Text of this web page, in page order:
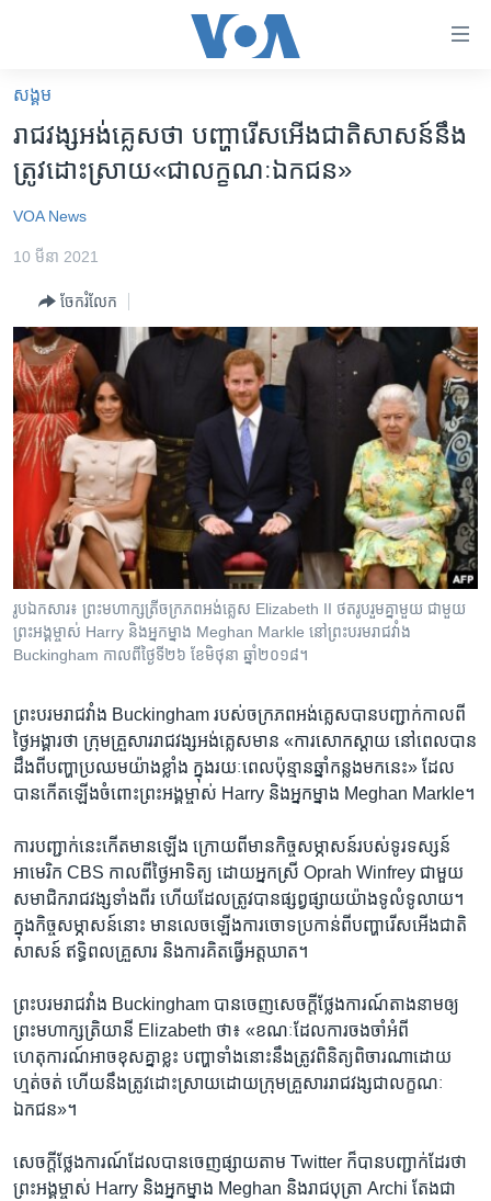
គេហទំព័រ​
ទាក់ទង
និង​
ទំព័រ​
ម្តង
រំលង​
និង​
ចូល​
ទៅ​
ទំព័រ​
រំលង​
និង​
ទៅ​
កាន់​
រក
អន្តរជាតិ
កម្ពុជាច្នៃប្រតិដ្ឋ
ព្រឹត្តិការណ៍ព័ត៌មាន
ទូរទស្សន៍ / វីដេអូ​
វិទ្យុ / ផតខាសថ៍
កម្មវិធីទាំងអស់
Khmer English
បណ្តាញ​សង្គម
សង្គម
រាជវង្ស​អង់គ្លេស​ថា​ បញ្ហា​រើសអើង​ជាតិសាសន៍​នឹង​
ត្រូវ​ដោះស្រាយ​«ជា​លក្ខណៈ​ឯកជន»
VOA News
10 មីនា 2021
ចែករំលែក
រូបឯកសារ៖ ព្រះមហាក្សត្រីចក្រភពអង់គ្លេស Elizabeth II ថតរូបរួមគ្នាមួយ ជាមួយ
ព្រះអង្គម្ចាស់ Harry និងអ្នកម្នាង Meghan Markle នៅព្រះបរមរាជវាំង
Buckingham កាលពីថ្ងៃទី២៦ ខែមិថុនា ឆ្នាំ២០១៨។
ព្រះ​បរមរាជវាំង Buckingham របស់​ចក្រភព​អង់គ្លេស​បាន​បញ្ជាក់​កាល​ពី​
ថ្ងៃ​អង្គារ​ថា ក្រុម​គ្រួសារ​រាជវង្ស​អង់គ្លេស​មាន ​«ការ​សោកស្តាយ នៅ​ពេល​បាន​
ដឹង​ពី​បញ្ហា​ប្រឈម​យ៉ាង​ខ្លាំង ​ក្នុង​រយៈ​ពេល​ប៉ុន្មានឆ្នាំ​កន្លង​មក​នេះ» ដែល​
បាន​កើត​ឡើង​ចំពោះ​ព្រះ​អង្គម្ចាស់ Harry និង​អ្នកម្នាង Meghan Markle។
ការបញ្ជាក់​នេះ​កើត​មាន​ឡើង ក្រោយពី​មាន​កិច្ចសម្ភាសន៍​របស់​ទូរទស្សន៍​
អាមេរិក CBS កាល​ពី​ថ្ងៃ​អាទិត្យ ដោយ​អ្នកស្រី Oprah Winfrey ជាមួយ​
សមាជិក​រាជវង្ស​ទាំង​ពីរ ហើយ​ដែល​ត្រូវ​បាន​ផ្សព្វផ្សាយ​យ៉ាង​ទូលំទូលាយ។
ក្នុង​កិច្ចសម្ភាសន៍នោះ មាន​លេច​ឡើង​ការ​ចោទ​ប្រកាន់​ពីបញ្ហា​រើសអើង​ជាតិ
សាសន៍ ឥទ្ធិពល​គ្រួសារ​ និង​ការ​គិត​ធ្វើ​អត្តឃាត។
ព្រះបរមរាជវាំង Buckingham បាន​ចេញ​សេចក្តី​ថ្លែងការណ៍​តាងនាម​ឲ្យ​
ព្រះមហាក្សត្រិយានី Elizabeth ថា៖ «ខណៈដែលការ​ចងចាំអំពី​
ហេតុការណ៍​អាច​ខុស​គ្នា​ខ្លះ បញ្ហា​ទាំងនោះ​នឹង​ត្រូវ​ពិនិត្យ​ពិចារណា​ដោយ​
ហ្មត់ចត់​ ហើយ​នឹង​ត្រូវ​ដោះស្រាយ​ដោយ​ក្រុម​គ្រួសារ​រាជវង្ស​ជាលក្ខណៈ​
ឯកជន»។
សេចក្តី​ថ្លែងការណ៍​ដែល​បាន​ចេញផ្សាយ​តាម Twitter ក៏បាន​បញ្ជាក់​ដែរ​ថា
ព្រះអង្គម្ចាស់ Harry និង​អ្នកម្នាង Meghan និង​រាជបុត្រា Archi តែង​ជា​